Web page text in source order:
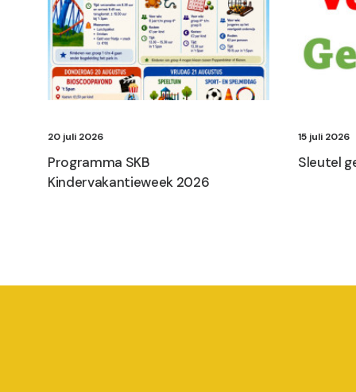
20 juli 2026
Programma SKB
Kindervakantieweek 2026
15 juli 2026
Sleutel